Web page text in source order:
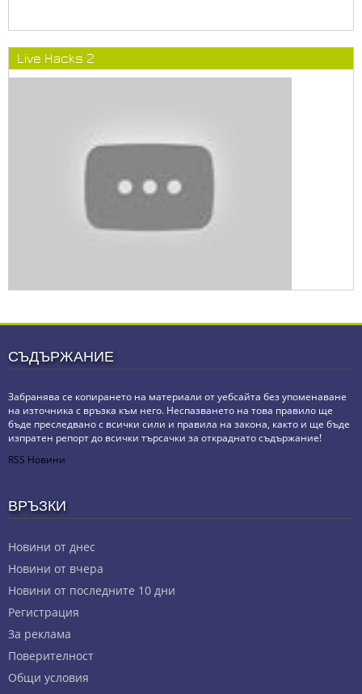
Live Hacks 2
СЪДЪРЖАНИЕ
Забранява се копирането на материали от уебсайта без упоменаване
на източника с връзка към него. Неспазването на това правило ще
бъде преследвано с всички сили и правила на закона, както и ще бъде
изпратен репорт до всички търсачки за откраднато съдържание!
RSS Новини
ВРЪЗКИ
Новини от днес
Новини от вчера
Новини от последните 10 дни
Регистрация
За реклама
Πoвepитeлнocт
Общи условия